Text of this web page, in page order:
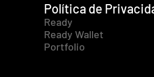
Política de
Ready
Ready Wallet
Portfolio